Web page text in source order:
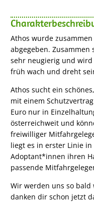
Athos wurde
abgegeben.
sehr neugierig und
früh wach und dreht
Athos sucht ein
mit einem
Euro nur in
österreichweit und
freiwilliger
liegt es in erster Linie
Adoptant*innen ihren
passende
Wir werden uns so
danken dir schon jetzt